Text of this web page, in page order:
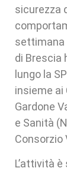
sicurezza
settimana
di Brescia
lungo la
insieme ai
Gardone
e Sanità
Consorzio
L’attività